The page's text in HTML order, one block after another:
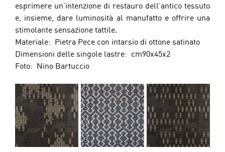
esprimere un’intenzione di restauro dell’antico tessuto
e, insieme, dare luminosità al manufatto e offrire una
stimolante sensazione tattile.
Materiale:  Pietra Pece con intarsio di ottone satinato
Dimensioni delle singole lastre:  cm90x45x2
Foto:  Nino Bartuccio